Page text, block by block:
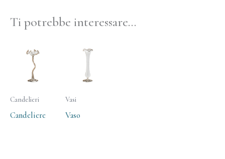
Ti potrebbe interessare…
Candelieri
Candeliere
Vasi
Vaso